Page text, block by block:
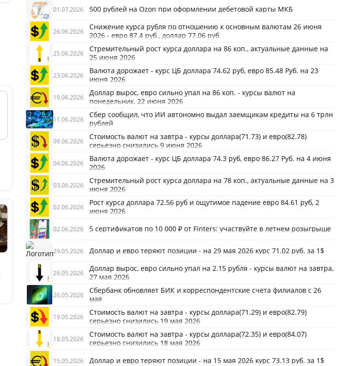
01.07.2026 500 рублей на Ozon при оформлении дебетовой карты МКБ
26.06.2026
Снижение курса рубля по отношению к основным валютам 26 июня
2026 - евро 87.4 руб., доллар 77.06 руб
25.06.2026
Стремительный рост курса доллара на 86 коп., актуальные данные на
25 июня 2026
23.06.2026
Валюта дорожает - курс ЦБ доллара 74.62 руб, евро 85.48 Руб. на 23
июня 2026
19.06.2026
Доллар вырос, евро сильно упал на 86 коп. - курсы валют на
понедельник, 22 июня 2026
11.06.2026
Сбер сообщил, что ИИ автономно выдал заемщикам кредиты на 6 трлн
рублей
09.06.2026
Стоимость валют на завтра - курсы доллара(71.73) и евро(82.78)
серьезно снизились 9 июня 2026
04.06.2026
Валюта дорожает - курс ЦБ доллара 74.3 руб, евро 86.27 Руб. на 4 июня
2026
03.06.2026
Стремительный рост курса доллара на 78 коп., актуальные данные на 3
июня 2026
02.06.2026
Рост курса доллара 72.56 руб и ощутимое падение евро 84.61 руб, 2
июня 2026
02.06.2026 5 сертификатов по 10 000 ₽ от Finters: участвуйте в летнем розыгрыше
29.05.2026 Доллар и евро теряют позиции - на 29 мая 2026 курс 71.02 руб. за 1$
26.05.2026
Доллар вырос, евро сильно упал на 2.15 рубля - курсы валют на завтра,
27 мая 2026
26.05.2026
Сбербанк обновляет БИК и корреспондентские счета филиалов с 26
мая
19.05.2026
Стоимость валют на завтра - курсы доллара(71.29) и евро(82.79)
серьезно снизились 19 мая 2026
18.05.2026
Стоимость валют на завтра - курсы доллара(72.35) и евро(84.07)
серьезно снизились 18 мая 2026
15.05.2026 Доллар и евро теряют позиции - на 15 мая 2026 курс 73.13 руб. за 1$